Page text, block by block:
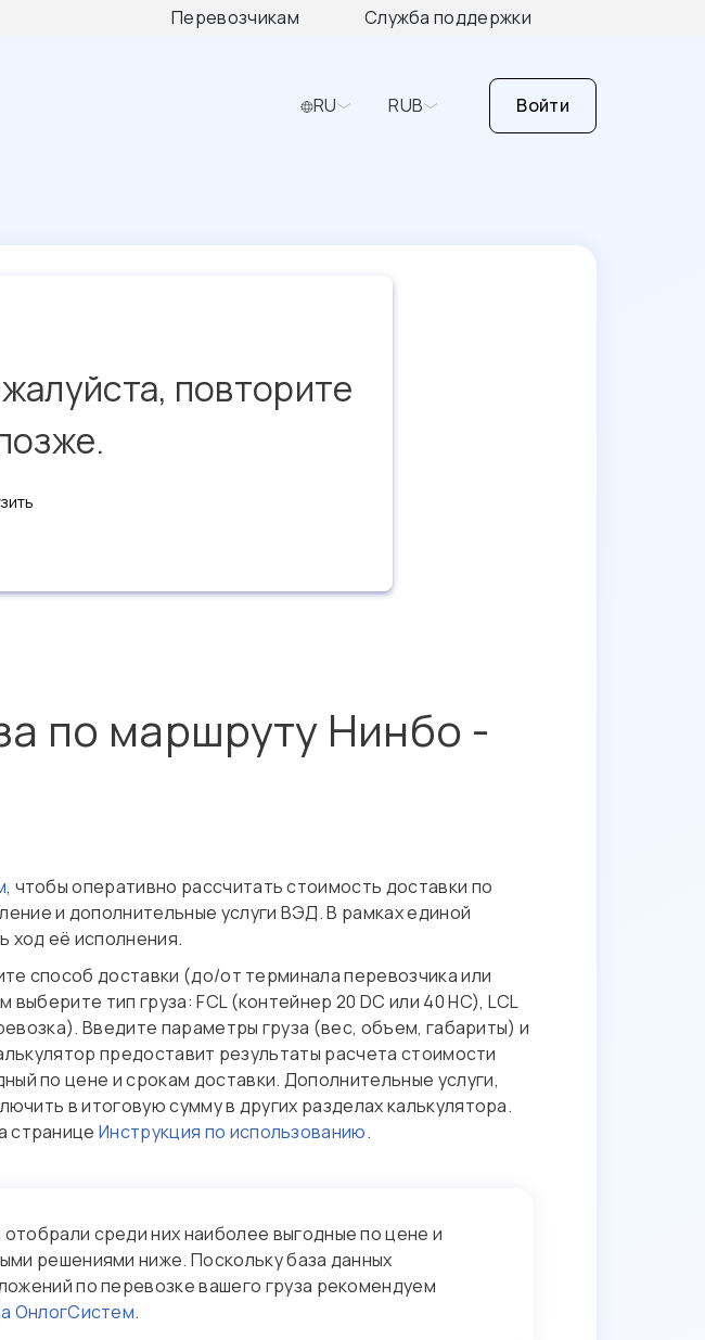
Перевозчикам Служба поддержки
RU RUB Войти
повторите
по маршруту Нинбо -
, чтобы оперативно рассчитать стоимость доставки по
и дополнительные услуги ВЭД. В рамках единой
ход её исполнения.
способ доставки (до/от терминала перевозчика или
тип груза: FCL (контейнер 20 DC или 40 HC), LCL
Введите параметры груза (вес, объем, габариты) и
предоставит результаты расчета стоимости
по цене и срокам доставки. Дополнительные услуги,
в итоговую сумму в других разделах калькулятора.
страницеИнструкция по использованию.
среди них наиболее выгодные по цене и
решениями ниже. Поскольку база данных
по перевозке вашего груза рекомендуем
ОнлогСистем.